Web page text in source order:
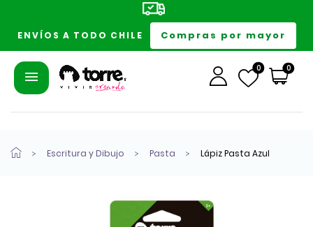
ENVÍOS A TODO CHILE Compras por mayor
0 0
Escritura y Dibujo Pasta Lápiz Pasta Azul